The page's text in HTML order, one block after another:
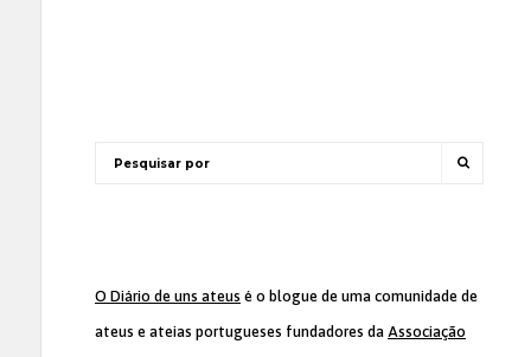
O Diário de uns ateus é o blogue de uma comunidade de
ateus e ateias portugueses fundadores da Associação